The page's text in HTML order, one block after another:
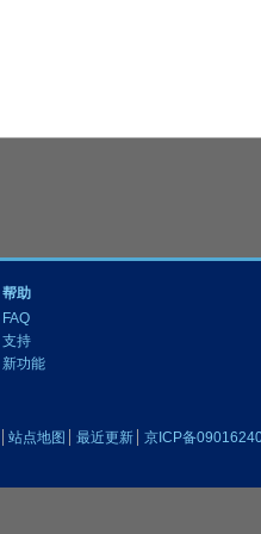
帮助
FAQ
支持
新功能
站点地图 最近更新 京ICP备